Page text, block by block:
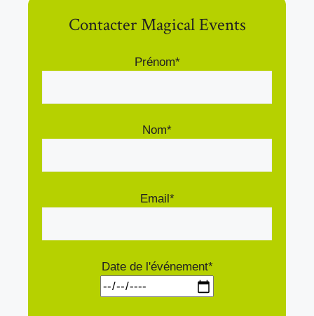
Contacter Magical Events
Prénom*
Nom*
Email*
Date de l'événement*